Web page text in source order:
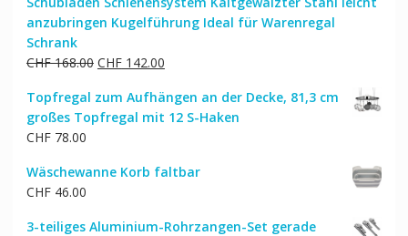
anzubringen Kugelführung Ideal für Warenregal
Schrank
CHF168.00 Ursprünglicher
war:
CHF 168.00
CHF142.00Aktueller
ist:
CHF 142.00.
Topfregal zum Aufhängen an der Decke, 81,3 cm
großes Topfregal mit 12 S-Haken
CHF78.00
Wäschewanne Korb faltbar
CHF46.00
3-teiliges Aluminium-Rohrzangen-Set gerade